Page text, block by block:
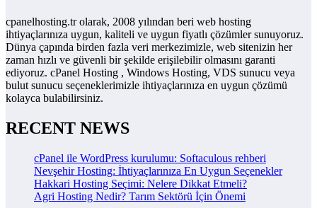
cpanelhosting.tr olarak, 2008 yılından beri web hosting
ihtiyaçlarınıza uygun, kaliteli ve uygun fiyatlı çözümler sunuyoruz.
Dünya çapında birden fazla veri merkezimizle, web sitenizin her
zaman hızlı ve güvenli bir şekilde erişilebilir olmasını garanti
ediyoruz. cPanel Hosting , Windows Hosting, VDS sunucu veya
bulut sunucu seçeneklerimizle ihtiyaçlarınıza en uygun çözümü
kolayca bulabilirsiniz.
RECENT NEWS
cPanel ile WordPress kurulumu: Softaculous rehberi
Nevşehir Hosting: İhtiyaçlarınıza En Uygun Seçenekler
Hakkari Hosting Seçimi: Nelere Dikkat Etmeli?
Agri Hosting Nedir? Tarım Sektörü İçin Önemi